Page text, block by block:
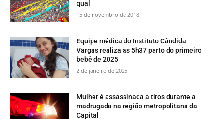
qual
15 de novembro de 2018
Equipe médica do Instituto Cândida
Vargas realiza às 5h37 parto do primeiro
bebê de 2025
2 de janeiro de 2025
Mulher é assassinada a tiros durante a
madrugada na região metropolitana da
Capital